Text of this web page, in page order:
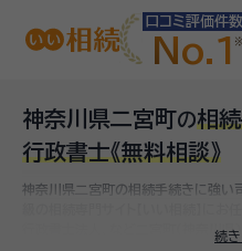
口コミ評価件数
No.1
神奈川県二宮町の相
行政書士《無料相談》
続
神奈川県二宮町の相続手続きに強い
二宮町(神奈川県